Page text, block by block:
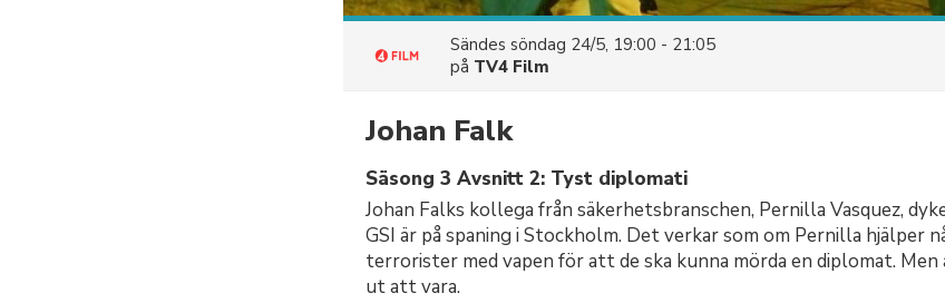
Sändes söndag 24/5, 19:00 - 21:05
på TV4 Film
Johan Falk
Säsong 3 Avsnitt 2: Tyst diplomati
Johan Falks kollega från säkerhetsbranschen, Pernilla Vasquez,
GSI är på spaning i Stockholm. Det verkar som om Pernilla hjälper
terrorister med vapen för att de ska kunna mörda en diplomat.
ut att vara.